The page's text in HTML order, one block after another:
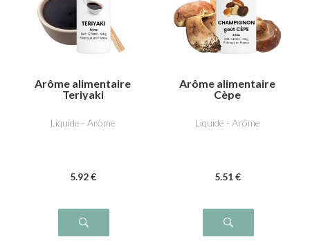
Arôme alimentaire
Teriyaki
Liquide - Arôme
5.92 €
Arôme alimentaire
Cèpe
Liquide - Arôme
5.51 €